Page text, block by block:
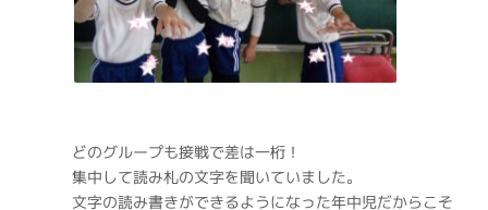
どのグループも接戦で差は一桁！
集中して読み札の文字を聞いていました。
文字の読み書きができるようになった年中児だからこそ